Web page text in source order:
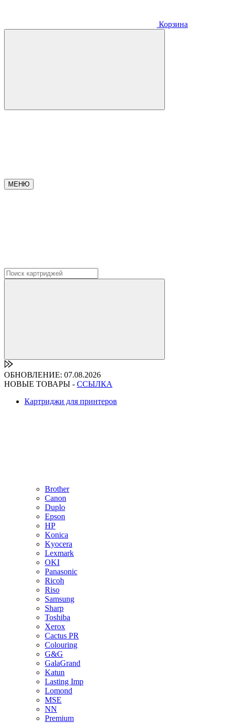
Корзина
МЕНЮ
ОБНОВЛЕНИЕ: 07.08.2026
НОВЫЕ ТОВАРЫ - ССЫЛКА
Картриджи для принтеров
Brother
Canon
Duplo
Epson
HP
Konica
Kyocera
Lexmark
OKI
Panasonic
Ricoh
Riso
Samsung
Sharp
Toshiba
Xerox
Cactus PR
Colouring
G&G
GalaGrand
Katun
Lasting Imp
Lomond
MSE
NN
Premium